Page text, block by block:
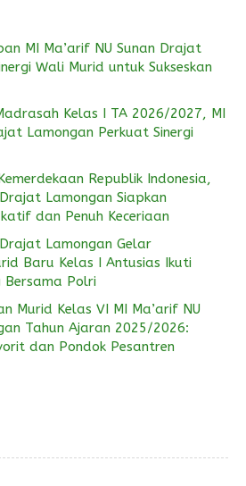
MI Ma’arif NU Sunan Drajat
Wali Murid untuk Sukseskan
Kelas I TA 2026/2027, MI
Lamongan Perkuat Sinergi
Republik Indonesia,
Lamongan Siapkan
dan Penuh Keceriaan
Lamongan Gelar
Baru Kelas I Antusias Ikuti
Bersama Polri
Murid Kelas VI MI Ma’arif NU
Tahun Ajaran 2025/2026:
dan Pondok Pesantren